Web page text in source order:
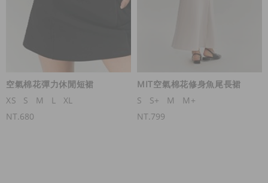
空氣棉花彈力休閒短裙
XS
S M L
XL
NT.680
MIT空氣棉花修身魚尾長裙
S
S+ M
M+
NT.799